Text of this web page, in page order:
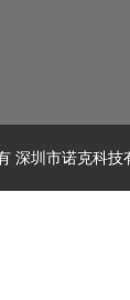
深圳市诺克科